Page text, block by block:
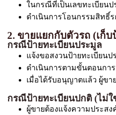
ในกรณีที่เป็นเลขทะเบียน
ดำเนินการโอนกรรมสิทธิ์
2. ขายแยกกับตัวรถ (เก็
กรณีป้ายทะเบียนประมูล
แจ้งขอสงวนป้ายทะเบียน
ดำเนินการตามขั้นตอนกา
เมื่อได้รับอนุญาตแล้ว ผู้ขา
กรณีป้ายทะเบียนปกติ (ไม่ใ
ผู้ขายต้องแจ้งความประส